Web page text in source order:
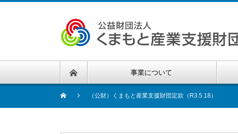
事業について
（公財）くまもと産業支援財団定款（R3.5.18）